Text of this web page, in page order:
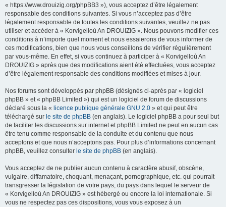
« https://www.drouizig.org/phpBB3 »), vous acceptez d’être légalement
responsable des conditions suivantes. Si vous n’acceptez pas d’être
légalement responsable de toutes les conditions suivantes, veuillez ne pas
utiliser et accéder à « Korvigelloù An DROUIZIG ». Nous pouvons modifier ces
conditions à n’importe quel moment et nous essaierons de vous informer de
ces modifications, bien que nous vous conseillons de vérifier régulièrement
par vous-même. En effet, si vous continuez à participer à « Korvigelloù An
DROUIZIG » après que des modifications aient été effectuées, vous acceptez
d’être légalement responsable des conditions modifiées et mises à jour.
Nos forums sont développés par phpBB (désignés ci-après par « logiciel
phpBB » et « phpBB Limited ») qui est un logiciel de forum de discussions
déclaré sous la « licence publique générale GNU 2.0 » et qui peut être
téléchargé sur le site de phpBB (en anglais). Le logiciel phpBB a pour seul but
de faciliter les discussions sur internet et phpBB Limited ne peut en aucun cas
être tenu comme responsable de la conduite et du contenu que nous
acceptons et que nous n’acceptons pas. Pour plus d’informations concernant
phpBB, veuillez consulter le site de phpBB (en anglais).
Vous acceptez de ne publier aucun contenu à caractère abusif, obscène,
vulgaire, diffamatoire, choquant, menaçant, pornographique, etc. qui pourrait
transgresser la législation de votre pays, du pays dans lequel le serveur de
« Korvigelloù An DROUIZIG » est hébergé ou encore la loi internationale. Si
vous ne respectez pas ces dispositions, vous vous exposez à un